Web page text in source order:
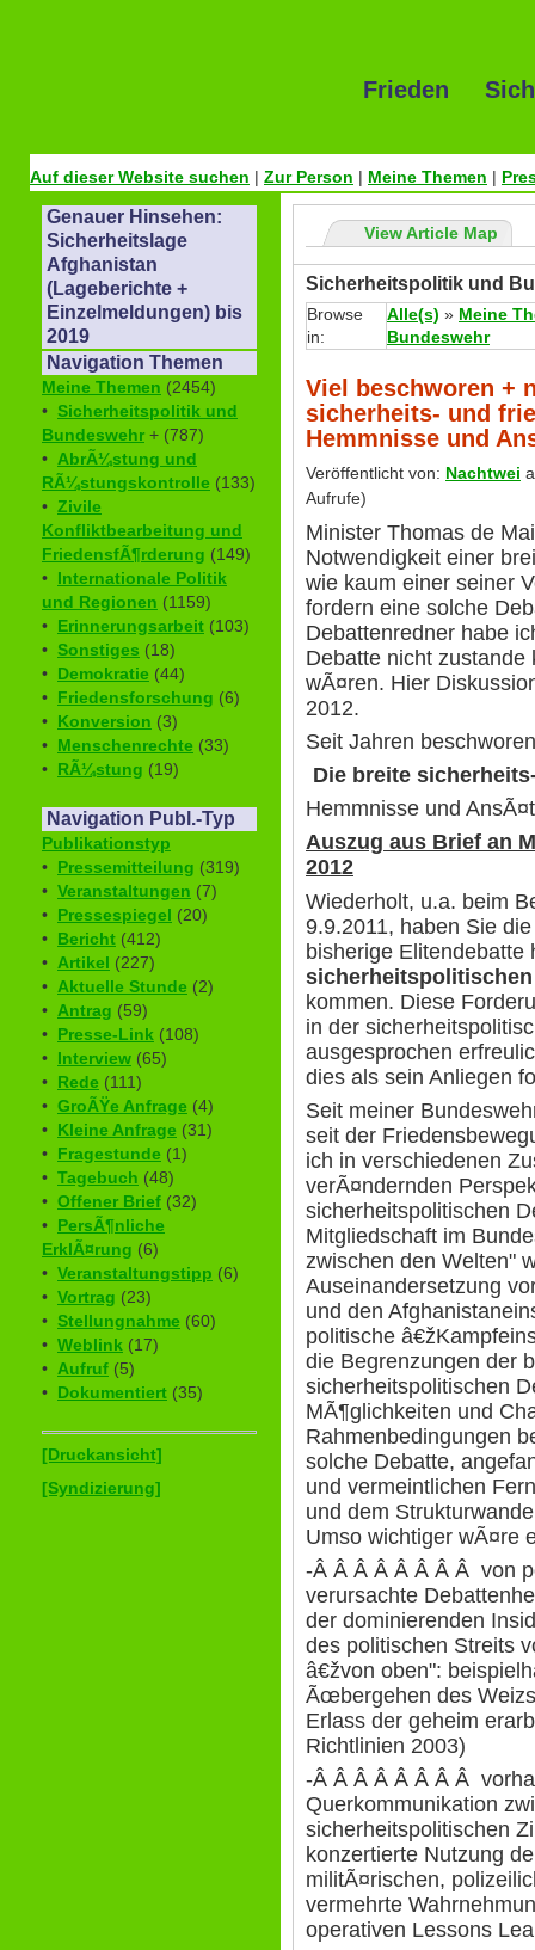
Frieden
Auf dieser Website suchen | Zur Person | Meine Themen |
Genauer Hinsehen:
Sicherheitslage
Afghanistan
(Lageberichte +
Einzelmeldungen) bis
2019
Navigation Themen
Meine Themen (2454)
• Sicherheitspolitik und
Bundeswehr + (787)
• AbrÃ¼stung und
RÃ¼stungskontrolle (133)
• Zivile
Konfliktbearbeitung und
FriedensfÃ¶rderung (149)
• Internationale Politik
und Regionen (1159)
• Erinnerungsarbeit (103)
• Sonstiges (18)
• Demokratie (44)
• Friedensforschung (6)
• Konversion (3)
• Menschenrechte (33)
• RÃ¼stung (19)
Navigation Publ.-Typ
Publikationstyp
• Pressemitteilung (319)
• Veranstaltungen (7)
• Pressespiegel (20)
• Bericht (412)
• Artikel (227)
• Aktuelle Stunde (2)
• Antrag (59)
• Presse-Link (108)
• Interview (65)
• Rede (111)
• GroÃŸe Anfrage (4)
• Kleine Anfrage (31)
• Fragestunde (1)
• Tagebuch (48)
• Offener Brief (32)
• PersÃ¶nliche
ErklÃ¤rung (6)
• Veranstaltungstipp (6)
• Vortrag (23)
• Stellungnahme (60)
• Weblink (17)
• Aufruf (5)
• Dokumentiert (35)
[Druckansicht]
[Syndizierung]
View Article Map
Sicherheitspolitik und
Browse
in:
Alle(s) » Meine
Bundeswehr
Viel beschworen +
sicherheits- und
Hemmnisse und
Veröffentlicht von: Nachtwei
Aufrufe)
Minister Thomas de
Notwendigkeit einer
wie kaum einer seiner
fordern eine solche
Debattenredner habe
Debatte nicht zustande
wÃ¤ren. Hier
2012.
Seit Jahren
Die breite
Hemmnisse und
Auszug aus Brief an
2012
Wiederholt, u.a. beim
9.9.2011, haben Sie
bisherige
kommen. Diese
in der
ausgesprochen
dies als sein Anliegen
Seit meiner
seit der
ich in verschiedenen
verÃ¤ndernden
sicherheitspolitischen
Mitgliedschaft im
zwischen den Welten"
Auseinandersetzung
und den
politische
die Begrenzungen der
sicherheitspolitischen
MÃ¶glichkeiten und
Rahmenbedingungen
solche Debatte,
und vermeintlichen
und dem
Umso wichtiger wÃ¤re
-Â Â Â Â Â Â Â Â von
verursachte
der dominierenden
des politischen Streits
â€žvon oben":
Ãœbergehen des
Erlass der geheim
Richtlinien 2003)
-Â Â Â Â Â Â Â Â
Querkommunikation
sicherheitspolitischen
konzertierte Nutzung
militÃ¤rischen,
vermehrte
operativen Lessons